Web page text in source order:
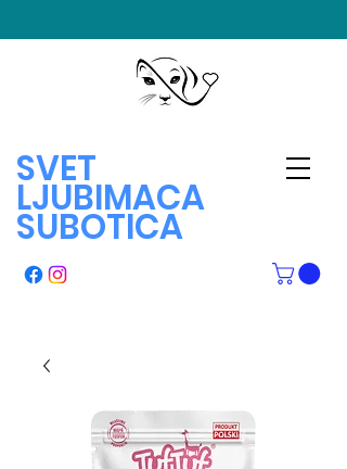
SVET
LJUBIMACA
SUBOTICA